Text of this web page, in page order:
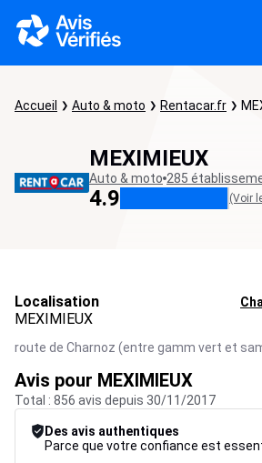
Accueil Auto & moto Rentacar.fr
MEXIMIEUX
Auto & moto 285
4.9 (Voir
Localisation
MEXIMIEUX
route de Charnoz (entre gamm vert et
Avis pour MEXIMIEUX
Total : 856 avis depuis 30/11/2017
Des avis authentiques